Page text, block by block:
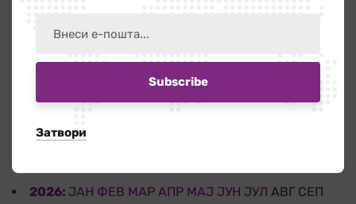
за граѓаните кога најмногу им е
потребна
14 јули 2026
АРХИВА
2026: ЈАН ФЕВ МАР АПР МАЈ ЈУН ЈУЛ АВГ СЕП
Затвори